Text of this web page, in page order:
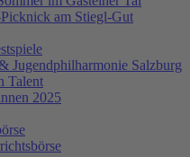
am Stiegl-Gut
Jugendphilharmonie Salzburg
Talent
2025